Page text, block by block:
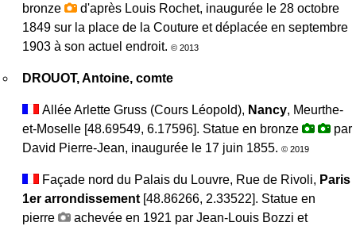
bronze
d'après Louis Rochet, inaugurée le 28 octobre
1849 sur la place de la Couture et déplacée en septembre
1903 à son actuel endroit. © 2013
DROUOT, Antoine, comte
Allée Arlette Gruss (Cours Léopold), Nancy, Meurthe-
et-Moselle [48.69549, 6.17596]. Statue en bronze
par
David Pierre-Jean, inaugurée le 17 juin 1855. © 2019
Façade nord du Palais du Louvre, Rue de Rivoli, Paris
1er arrondissement [48.86266, 2.33522]. Statue en
pierre
achevée en 1921 par Jean-Louis Bozzi et